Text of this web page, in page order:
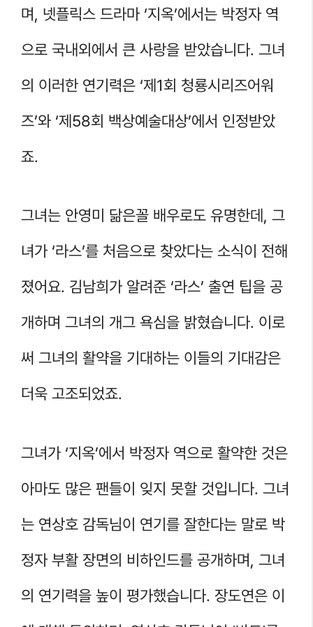
며, 넷플릭스 드라마 ‘지옥’에서는 박정자 역
으로 국내외에서 큰 사랑을 받았습니다. 그녀
의 이러한 연기력은 ‘제1회 청룡시리즈어워
즈’와 ‘제58회 백상예술대상’에서 인정받았
죠.
그녀는 안영미 닮은꼴 배우로도 유명한데, 그
녀가 ‘라스’를 처음으로 찾았다는 소식이 전해
졌어요. 김남희가 알려준 ‘라스’ 출연 팁을 공
개하며 그녀의 개그 욕심을 밝혔습니다. 이로
써 그녀의 활약을 기대하는 이들의 기대감은
더욱 고조되었죠.
그녀가 ‘지옥’에서 박정자 역으로 활약한 것은
아마도 많은 팬들이 잊지 못할 것입니다. 그녀
는 연상호 감독님이 연기를 잘한다는 말로 박
정자 부활 장면의 비하인드를 공개하며, 그녀
의 연기력을 높이 평가했습니다. 장도연은 이